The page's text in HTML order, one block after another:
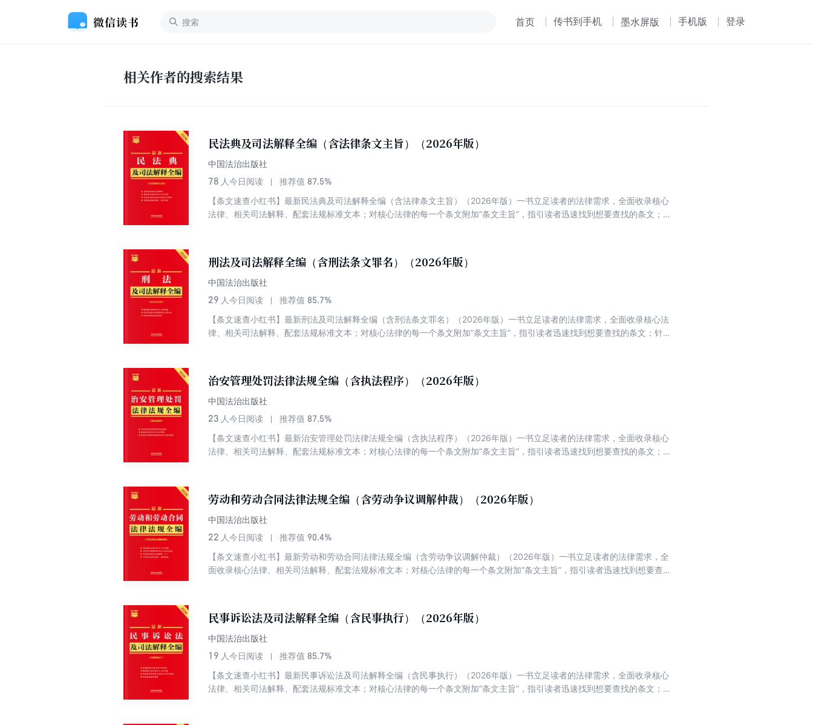
首页 传书到手机 墨水屏版 手机版 登录
相关作者的搜索结果
民法典及司法解释全编（含法律条文主旨）（2026年版）
中国法治出版社
78 人今日阅读 推荐值 87.5%
【条文速查小红书】最新民法典及司法解释全编（含法律条文主旨）（2026年版）一书立足读者的法律需求，全面收录核心
法律、相关司法解释、配套法规标准文本；对核心法律的每一个条文附加“条文主旨”，指引读者迅速找到想要查找的条文；
刑法及司法解释全编（含刑法条文罪名）（2026年版）
中国法治出版社
29 人今日阅读 推荐值 85.7%
【条文速查小红书】最新刑法及司法解释全编（含刑法条文罪名）（2026年版）一书立足读者的法律需求，全面收录核心法
律、相关司法解释、配套法规标准文本；对核心法律的每一个条文附加“条文主旨”，指引读者迅速找到想要查找的条文；针
治安管理处罚法律法规全编（含执法程序）（2026年版）
中国法治出版社
23 人今日阅读 推荐值 87.5%
【条文速查小红书】最新治安管理处罚法律法规全编（含执法程序）（2026年版）一书立足读者的法律需求，全面收录核心
法律、相关司法解释、配套法规标准文本；对核心法律的每一个条文附加“条文主旨”，指引读者迅速找到想要查找的条文；
劳动和劳动合同法律法规全编（含劳动争议调解仲裁）（2026年版）
中国法治出版社
22 人今日阅读 推荐值 90.4%
【条文速查小红书】最新劳动和劳动合同法律法规全编（含劳动争议调解仲裁）（2026年版）一书立足读者的法律需求，全
面收录核心法律、相关司法解释、配套法规标准文本；对核心法律的每一个条文附加“条文主旨”，指引读者迅速找到想要查
民事诉讼法及司法解释全编（含民事执行）（2026年版）
中国法治出版社
19 人今日阅读 推荐值 85.7%
【条文速查小红书】最新民事诉讼法及司法解释全编（含民事执行）（2026年版）一书立足读者的法律需求，全面收录核心
法律、相关司法解释、配套法规标准文本；对核心法律的每一个条文附加“条文主旨”，指引读者迅速找到想要查找的条文；